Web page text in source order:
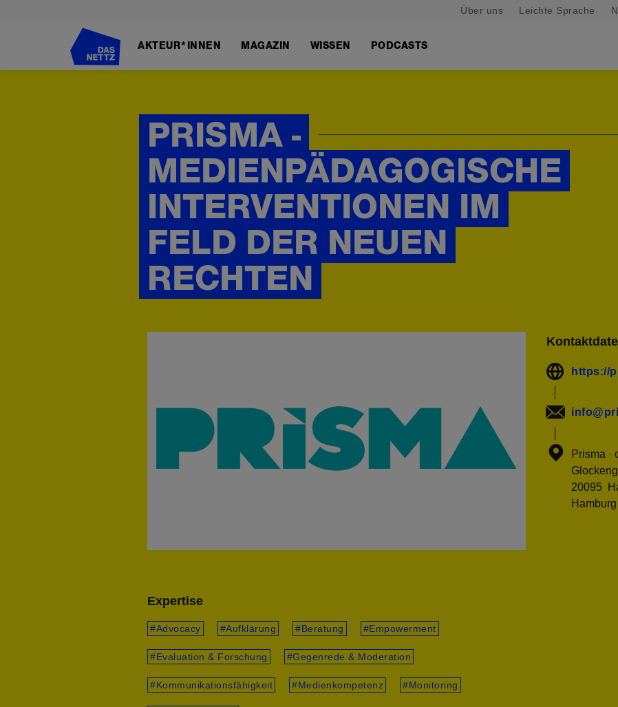
Über uns Leichte Sprache
AKTEUR*INNEN MAGAZIN WISSEN PODCASTS
PRISMA -
MEDIENPÄDAGOGISCHE
INTERVENTIONEN IM
FELD DER NEUEN
RECHTEN
Expertise
Advocacy Aufklärung Beratung Empowerment
Evaluation & Forschung Gegenrede & Moderation
Kommunikationsfähigkeit Medienkompetenz Monitoring
https://
Prisma ·
20095
Hamburg